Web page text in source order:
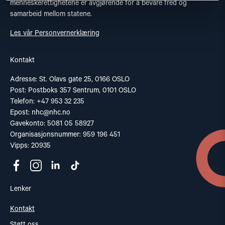
menneskerettighetene er avgjørende for å bevare fred og
samarbeid mellom statene.
Les vår Personvernerklæring
Kontakt
Adresse: St. Olavs gate 25, 0166 OSLO
Post: Postboks 357 Sentrum, 0101 OSLO
Telefon: +47 953 32 235
Epost: nhc@nhc.no
Gavekonto: 5081 05 58927
Organisasjonsnummer: 959 196 451
Vipps: 20935
Lenker
Kontakt